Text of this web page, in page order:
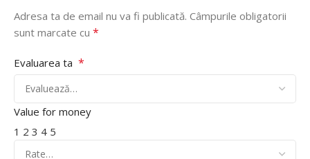
Adresa ta de email nu va fi publicată. Câmpurile obligatorii
sunt marcate cu *
Evaluarea ta *
Value for money
1 2 3 4 5